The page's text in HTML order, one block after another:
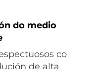
do medio
co
de alta